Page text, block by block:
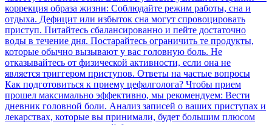
коррекция образа жизни: Соблюдайте режим работы, сна и
отдыха. Дефицит или избыток сна могут спровоцировать
приступ. Питайтесь сбалансированно и пейте достаточно
воды в течение дня. Постарайтесь ограничить те продукты,
которые обычно вызывают у вас головную боль. Не
отказывайтесь от физической активности, если она не
является триггером приступов. Ответы на частые вопросы
Как подготовиться к приему цефалголога? Чтобы прием
прошел максимально эффективно, мы рекомендуем: Вести
дневник головной боли. Анализ записей о ваших приступах и
лекарствах, которые вы принимали, будет большим плюсом